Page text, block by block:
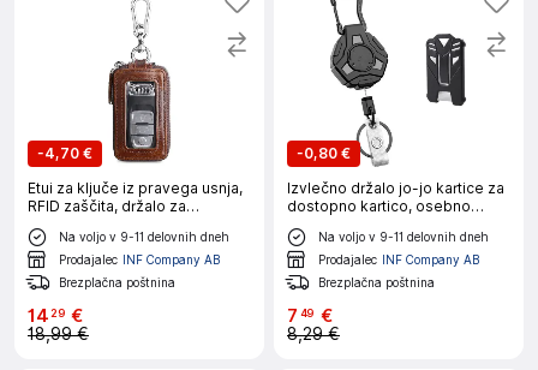
-4,70 €
Etui za ključe iz pravega usnja,
RFID zaščita, držalo za
avtomobilske ključe z
večfunkcijskim obeskom
Brown
Na voljo v 9-11 delovnih dneh
Prodajalec INF Company AB
Brezplačna poštnina
14 29 €
18,99 €
-0,80 €
Izvlečno držalo jo-jo kartice za
dostopno kartico, osebno
izkaznico Black
Na voljo v 9-11 delovnih dneh
Prodajalec INF Company AB
Brezplačna poštnina
7 49 €
8,29 €